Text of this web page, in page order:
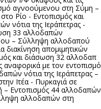
αγνοούμενου στη Σύμη –
Ρίο - Εντοπισμός και
νότια της Ιεράπετρας -
33 αλλοδαπών
– Σύλληψη αλλοδαπού
απομιμητικών
και διάσωση 32 αλλοδαπ
αναφορικά με τον εντοπισμό
νότια της Ιεράπετρας –
Ιτέα - Πυρκαγιά σε
– Εντοπισμός 44 αλλοδαπών
αλλοδαπών στη